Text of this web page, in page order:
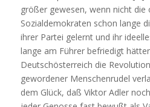
größer gewesen, wenn nicht die
Sozialdemokraten schon lange
ihrer Partei gelernt und ihr
lange am Führer befriedigt
Deutschösterreich die
gewordener Menschenrudel
dem Glück, daß Viktor Adler